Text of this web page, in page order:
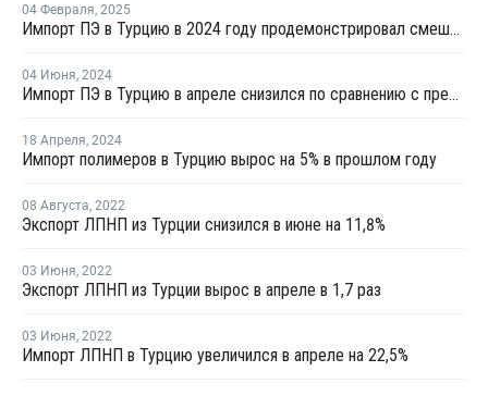
04 Февраля, 2025
Импорт ПЭ в Турцию в 2024 году продемонстрировал смешанные показатели
04 Июня, 2024
Импорт ПЭ в Турцию в апреле снизился по сравнению с предыдущим месяцем
18 Апреля, 2024
Импорт полимеров в Турцию вырос на 5% в прошлом году
08 Августа, 2022
Экспорт ЛПНП из Турции снизился в июне на 11,8%
03 Июня, 2022
Экспорт ЛПНП из Турции вырос в апреле в 1,7 раз
03 Июня, 2022
Импорт ЛПНП в Турцию увеличился в апреле на 22,5%